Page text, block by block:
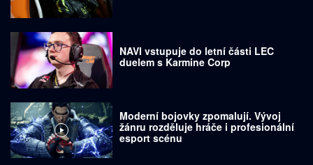
NAVI vstupuje do letní části LEC
duelem s Karmine Corp
Moderní bojovky zpomalují. Vývoj
žánru rozděluje hráče i profesionální
esport scénu